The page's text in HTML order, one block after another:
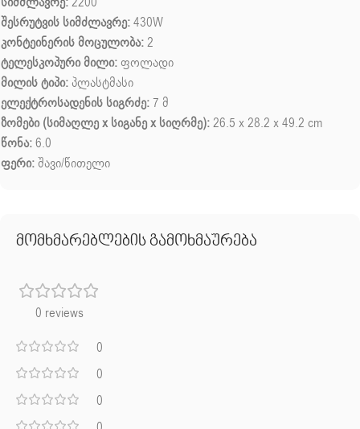
შესრუტვის სიმძლავრე:430W
კონტეინერის მოცულობა:2
ტელესკოპური მილი:ფოლადი
მილის ტიპი: პლასტმასი
ელექტროსადენის სიგრძე: 7 მ
ზომები (სიმაღლე x სიგანე x სიღრმე):26.5 x 28.2 x 49.2 cm
წონა:6.0
ფერი:შავი/წითელი
მომხმარებლების გამოხმაურება
0 reviews
0
0
0